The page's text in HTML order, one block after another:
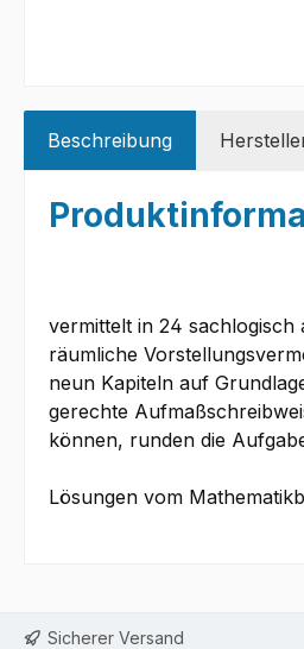
Beschreibung
vermittelt in 24 sachlogisch
räumliche
neun Kapiteln auf
gerechte
können, runden die
Lösungen vom
Sicherer Versand